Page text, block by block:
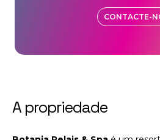
CONTACTE-
A propriedade